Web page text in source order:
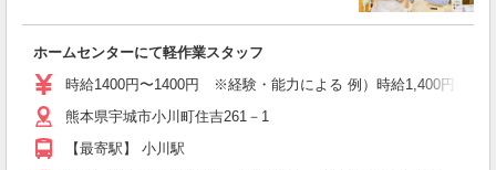
ホームセンターにて軽作業スタッフ
時給1400円〜1400円 ※経験・能力による 例）時給1,400円×実働
熊本県宇城市小川町住吉261－1
【最寄駅】 小川駅